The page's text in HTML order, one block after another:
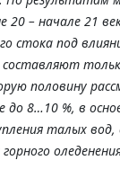
20 – начале 21
стока под
половину
до 8…10 %, в
талых вод,